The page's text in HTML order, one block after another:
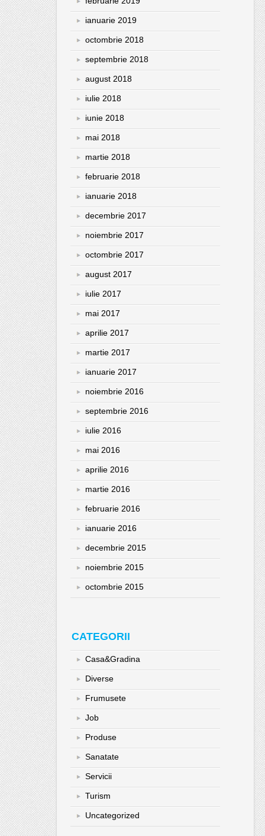
ianuarie 2019
octombrie 2018
septembrie 2018
august 2018
iulie 2018
iunie 2018
mai 2018
martie 2018
februarie 2018
ianuarie 2018
decembrie 2017
noiembrie 2017
octombrie 2017
august 2017
iulie 2017
mai 2017
aprilie 2017
martie 2017
ianuarie 2017
noiembrie 2016
septembrie 2016
iulie 2016
mai 2016
aprilie 2016
martie 2016
februarie 2016
ianuarie 2016
decembrie 2015
noiembrie 2015
octombrie 2015
CATEGORII
Casa&Gradina
Diverse
Frumusete
Job
Produse
Sanatate
Servicii
Turism
Uncategorized